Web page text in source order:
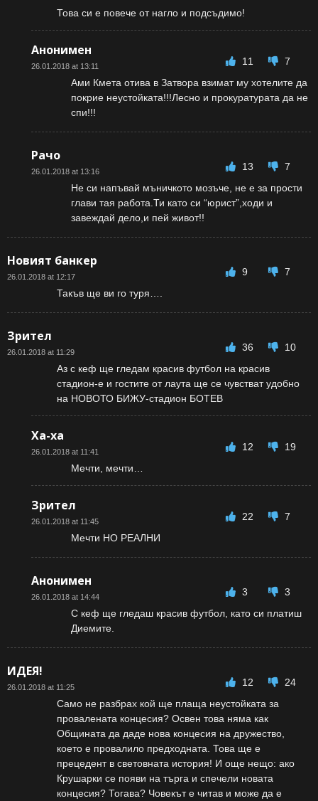
Това си е повече от нагло и подсъдимо!
Анонимен
26.01.2018 at 13:11 11
7
Ами Кмета отива в Затвора взимат му хотелите да
покрие неустойката!!!Лесно и прокуратурата да не
спи!!!
Рачо
26.01.2018 at 13:16 13
7
Не си напъвай мъничкото мозъче, не е за прости
глави тая работа.Ти като си “юрист”,ходи и
завеждай дело,и пей живот!!
Новият банкер
26.01.2018 at 12:17 9
7
Такъв ще ви го туря….
Зрител
26.01.2018 at 11:29 36
10
Аз с кеф ще гледам красив футбол на красив
стадион-е и гостите от лаута ще се чувстват удобно
на НОВОТО БИЖУ-стадион БОТЕВ
Ха-ха
26.01.2018 at 11:41 12
19
Мечти, мечти…
Зрител
26.01.2018 at 11:45 22
7
Мечти НО РЕАЛНИ
Анонимен
26.01.2018 at 14:44 3
3
С кеф ще гледаш красив футбол, като си платиш
Диемите.
ИДЕЯ!
26.01.2018 at 11:25 12
24
Само не разбрах кой ще плаща неустойката за
провалената концесия? Освен това няма как
Общината да даде нова концесия на дружество,
което е провалило предходната. Това ще е
прецедент в световната история! И още нещо: ако
Крушарки се появи на търга и спечели новата
концесия? Тогава? Човекът е читав и може да е